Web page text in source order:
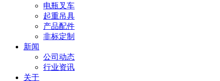
电瓶叉车
起重吊具
产品配件
非标定制
新闻
公司动态
行业资讯
关于